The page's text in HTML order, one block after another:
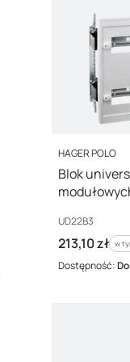
PRODUCENT
HAGER POLO
Blok
Kod producenta
UD22B3
Cena brutto
213,10 zł w
w
Dostępność: